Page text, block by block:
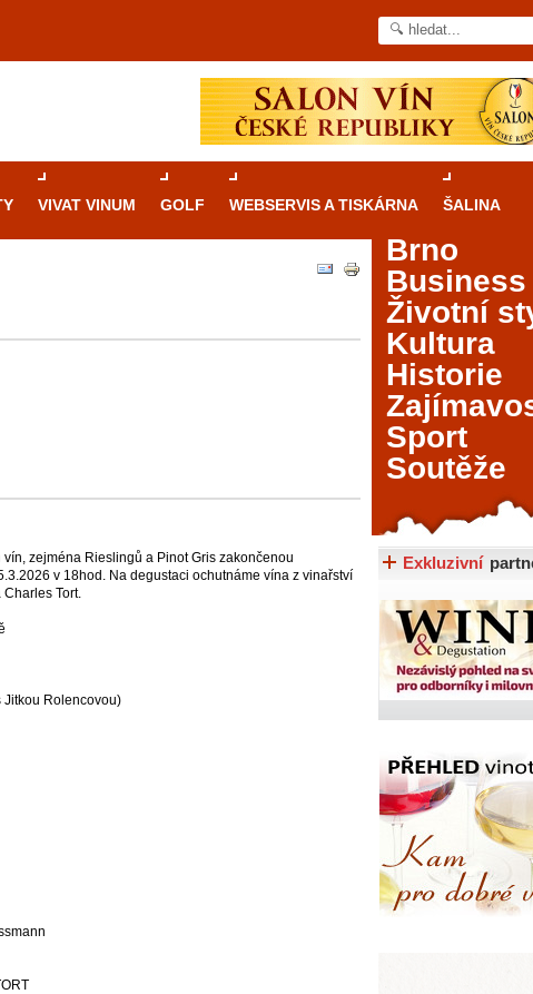
VIVAT VINUM GOLF WEBSERVIS A TISKÁRNA ŠALINA
zejména Rieslingů a Pinot Gris zakončenou
v 18hod. Na degustaci ochutnáme vína z vinařství
Tort.
Jitkou Rolencovou)
je městem známým pro zajímavé památky, skvělé
Brno
Business
Životní
Kultura
Historie
Sport
Soutěže
Exkluzivní